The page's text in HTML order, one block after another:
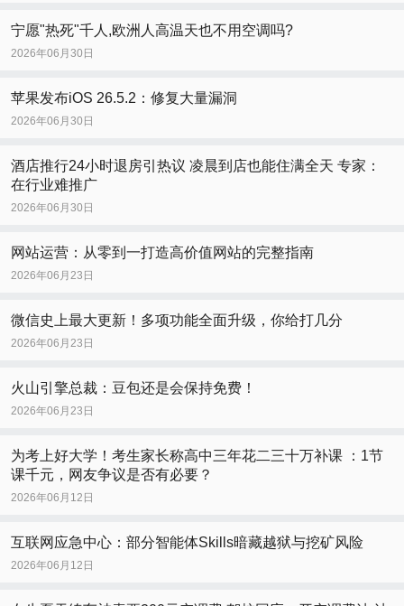
宁愿"热死"千人,欧洲人高温天也不用空调吗?
2026年06月30日
苹果发布iOS 26.5.2：修复大量漏洞
2026年06月30日
酒店推行24小时退房引热议 凌晨到店也能住满全天 专家：
在行业难推广
2026年06月30日
网站运营：从零到一打造高价值网站的完整指南
2026年06月23日
微信史上最大更新！多项功能全面升级，你给打几分
2026年06月23日
火山引擎总裁：豆包还是会保持免费！
2026年06月23日
为考上好大学！考生家长称高中三年花二三十万补课 ：1节
课千元，网友争议是否有必要？
2026年06月12日
互联网应急中心：部分智能体Skills暗藏越狱与挖矿风险
2026年06月12日